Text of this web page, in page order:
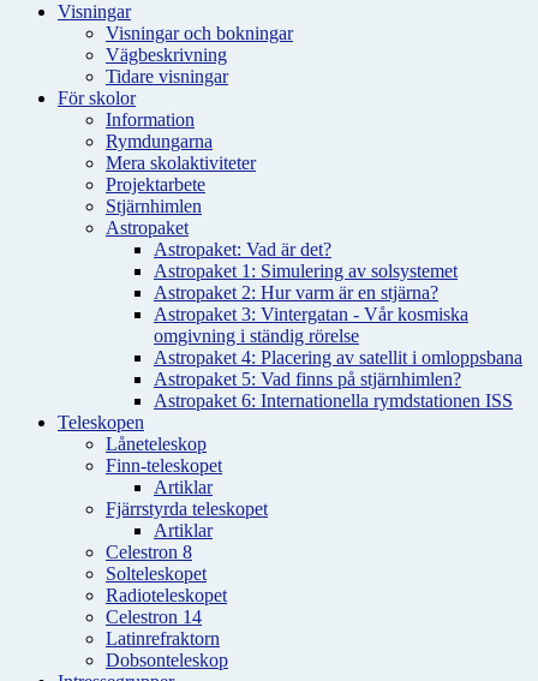
Visningar
Visningar och bokningar
Vägbeskrivning
Tidare visningar
För skolor
Information
Rymdungarna
Mera skolaktiviteter
Projektarbete
Stjärnhimlen
Astropaket
Astropaket: Vad är det?
Astropaket 1: Simulering av solsystemet
Astropaket 2: Hur varm är en stjärna?
Astropaket 3: Vintergatan - Vår kosmiska
omgivning i ständig rörelse
Astropaket 4: Placering av satellit i omloppsbana
Astropaket 5: Vad finns på stjärnhimlen?
Astropaket 6: Internationella rymdstationen ISS
Teleskopen
Låneteleskop
Finn-teleskopet
Artiklar
Fjärrstyrda teleskopet
Artiklar
Celestron 8
Solteleskopet
Radioteleskopet
Celestron 14
Latinrefraktorn
Dobsonteleskop